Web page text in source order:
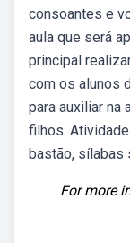
consoantes e
aula que será
principal
com os alunos
para auxiliar na
filhos.
bastão, sílabas
For more